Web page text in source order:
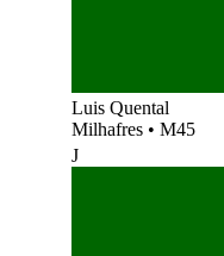
Luis Quental
Milhafres • M45
J